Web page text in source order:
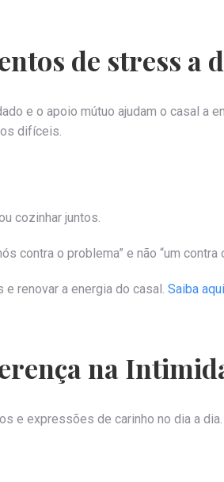
de stress a
e o apoio mútuo ajudam o casal a
difíceis.
cozinhar juntos.
contra o problema” e não “um contra
renovar a energia do casal. Saiba
na
e expressões de carinho no dia a